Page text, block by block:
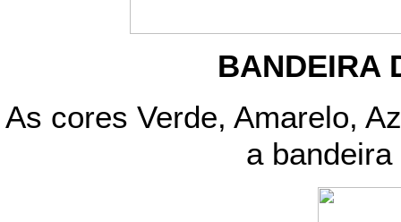
BANDEIRA
As cores Verde, Amarelo,
a